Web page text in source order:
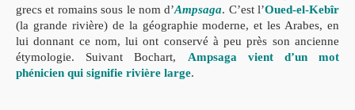
grecs et romainssous le nom d’Ampsaga. C’est l’Oued-el-Kebîr
(la grande rivière) de la géographie moderne, et les Arabes, en
lui donnant ce nom, lui ont conservé à peu près son ancienne
étymologie. Suivant Bochart,
Ampsaga vient d’un mot
phénicien qui signifie rivière large.